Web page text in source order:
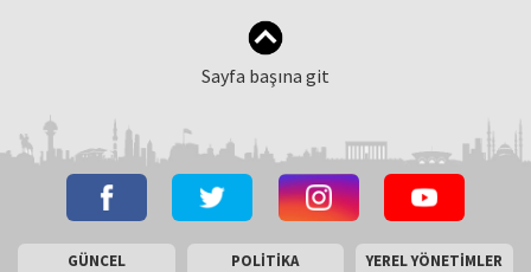
Sayfa başına git
GÜNCEL POLİTİKA YEREL YÖNETİMLER